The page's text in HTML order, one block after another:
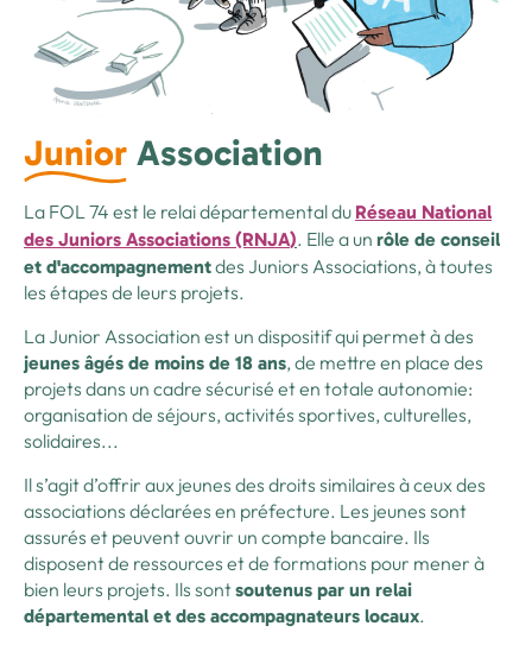
Junior Association
La FOL 74 est le relai départemental du Réseau National
des Juniors Associations (RNJA). Elle a un rôle de conseil
et d'accompagnementdes Juniors Associations, à toutes
les étapes de leurs projets.
La Junior Association est un dispositif qui permet à des
jeunes âgés de moins de 18 ans, de mettre en place des
projets dans un cadre sécurisé et en totale autonomie:
organisation de séjours, activités sportives, culturelles,
solidaires...
Il s’agit d’offrir aux jeunes des droits similaires à ceux des
associations déclarées en préfecture. Les jeunes sont
assurés et peuvent ouvrir un compte bancaire. Ils
disposent de ressources et de formations pour mener à
bien leurs projets. Ils sontsoutenus par un relai
départemental et des accompagnateurs locaux.